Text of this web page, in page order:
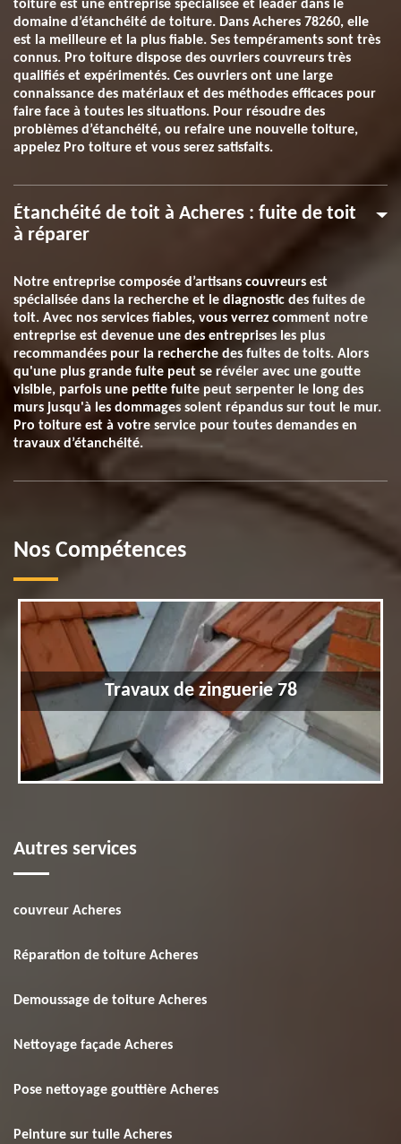
toiture est une entreprise spécialisée et leader dans le
domaine d’étanchéité de toiture. Dans Acheres 78260, elle
est la meilleure et la plus fiable. Ses tempéraments sont très
connus. Pro toiture dispose des ouvriers couvreurs très
qualifiés et expérimentés. Ces ouvriers ont une large
connaissance des matériaux et des méthodes efficaces pour
faire face à toutes les situations. Pour résoudre des
problèmes d’étanchéité, ou refaire une nouvelle toiture,
appelez Pro toiture et vous serez satisfaits.
Étanchéité de toit à Acheres : fuite de toit
à réparer
Notre entreprise composée d’artisans couvreurs est
spécialisée dans la recherche et le diagnostic des fuites de
toit. Avec nos services fiables, vous verrez comment notre
entreprise est devenue une des entreprises les plus
recommandées pour la recherche des fuites de toits. Alors
qu'une plus grande fuite peut se révéler avec une goutte
visible, parfois une petite fuite peut serpenter le long des
murs jusqu'à les dommages soient répandus sur tout le mur.
Pro toiture est à votre service pour toutes demandes en
travaux d’étanchéité.
Nos Compétences
Travaux de zinguerie 78
Autres services
couvreur Acheres
Réparation de toiture Acheres
Demoussage de toiture Acheres
Nettoyage façade Acheres
Pose nettoyage gouttière Acheres
Peinture sur tuile Acheres